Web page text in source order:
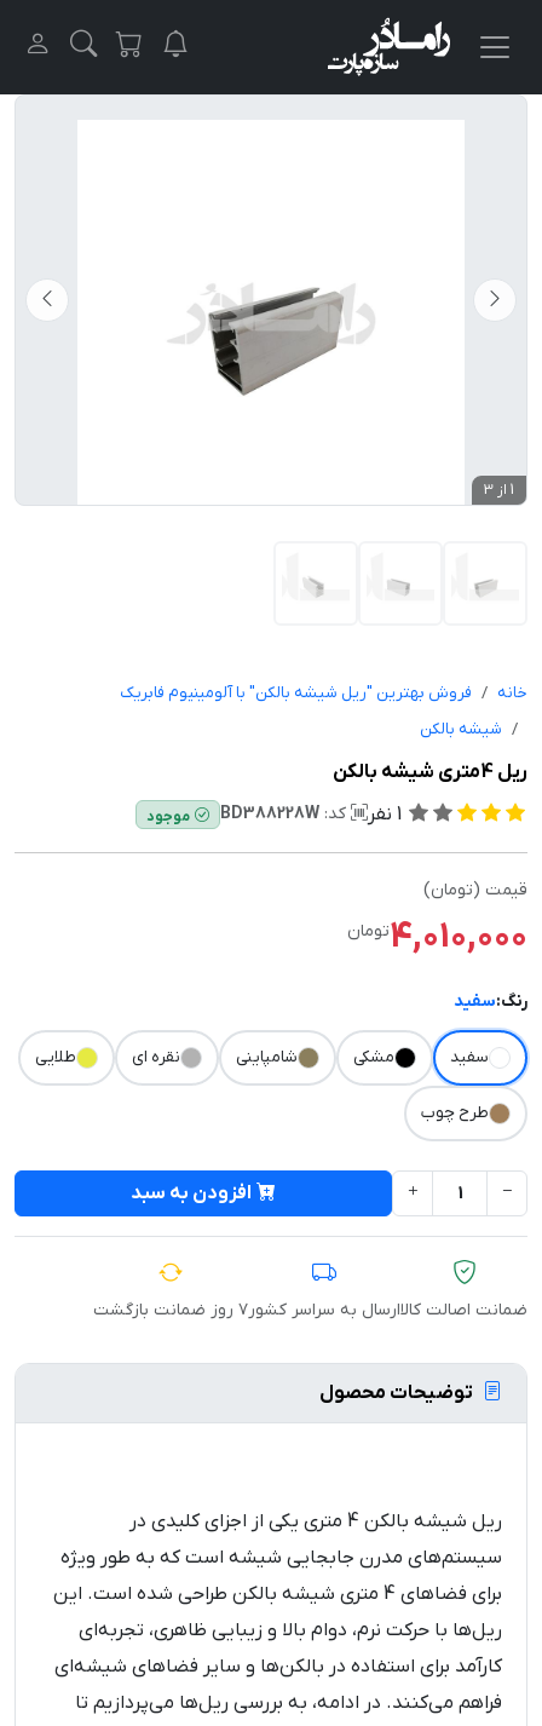
1 از 3
خانه
فروش بهترین "ریل شیشه بالکن" با آلومینیوم فابریک
شیشه بالکن
ریل 4متری شیشه بالکن
1 نفر کد: BD388228W موجود
قیمت (تومان)
4,010,000تومان
رنگ:سفید
سفید مشکی شامپاینی نقره ای طلایی
طرح چوب
افزودن به سبد
ضمانت اصالت کالاارسال به سراسر کشور۷ روز ضمانت بازگشت
توضیحات محصول
ریل شیشه بالکن 4 متری یکی از اجزای کلیدی در
سیستم‌های مدرن جابجایی شیشه است که به طور ویژه
برای فضاهای 4 متری شیشه بالکن طراحی شده است. این
ریل‌ها با حرکت نرم، دوام بالا و زیبایی ظاهری، تجربه‌ای
کارآمد برای استفاده در بالکن‌ها و سایر فضاهای شیشه‌ای
فراهم می‌کنند. در ادامه، به بررسی ریل‌ها می‌پردازیم تا